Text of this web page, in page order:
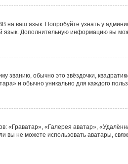
на ваш язык. Попробуйте узнать у
язык. Дополнительную информацию вы
званию, обычно это звёздочки,
и обычно уникально для каждого
«Граватар», «Галерея аватар»,
вы не можете использовать аватары,